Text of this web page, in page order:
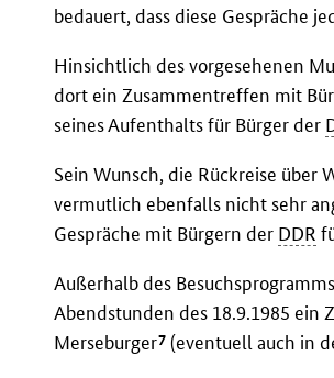
bedauert, dass diese Gespräche
Hinsichtlich des vorgesehenen
dort ein Zusammentreffen mit
seines Aufenthalts für Bürger der
Sein Wunsch, die Rückreise über
vermutlich ebenfalls nicht sehr
Gespräche mit Bürgern der DDR
Außerhalb des
Abendstunden des 18.9.1985
Merseburger7 (eventuell auch in